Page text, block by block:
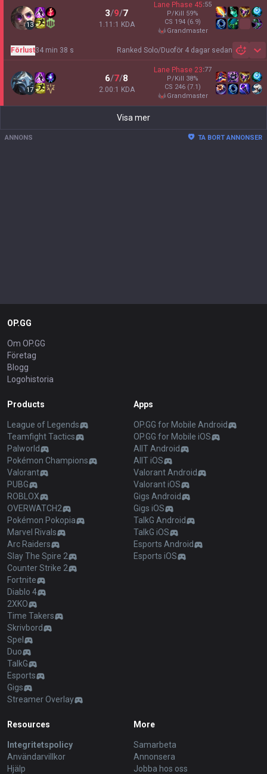
13
3/9/7
1.11:1 KDA
Lane Phase 45:55
P/Kill 59%
CS 194 (6.9)
grandmaster
Ranked Solo/Duoför 4 dagar sedan
Förlust34 min 38 s
17
6/7/8
2.00:1 KDA
Lane Phase 23:77
P/Kill 38%
CS 246 (7.1)
grandmaster
Visa mer
ANNONS TA BORT ANNONSER
OP.GG
Om OP.GG
Företag
Blogg
Logohistoria
Products
League of Legends
Teamfight Tactics
Palworld
Pokémon Champions
Valorant
PUBG
ROBLOX
OVERWATCH2
Pokémon Pokopia
Marvel Rivals
Arc Raiders
Slay The Spire 2
Counter Strike 2
Fortnite
Diablo 4
2XKO
Time Takers
Skrivbord
Spel
Duo
TalkG
Esports
Gigs
Streamer Overlay
Apps
OP.GG for Mobile Android
OP.GG for Mobile iOS
AllT Android
AllT iOS
Valorant Android
Valorant iOS
Gigs Android
Gigs iOS
TalkG Android
TalkG iOS
Esports Android
Esports iOS
Resources
Integritetspolicy
Användarvillkor
Hjälp
More
Samarbeta
Annonsera
Jobba hos oss